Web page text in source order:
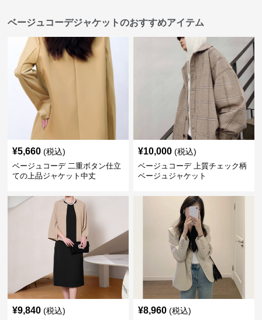
ベージュコーデジャケットのおすすめアイテム
¥5,660 (税込)
ベージュコーデ 二重ボタン仕立
ての上品ジャケット中丈
¥10,000 (税込)
ベージュコーデ 上質チェック柄
ベージュジャケット
¥9,840 (税込) ¥8,960 (税込)